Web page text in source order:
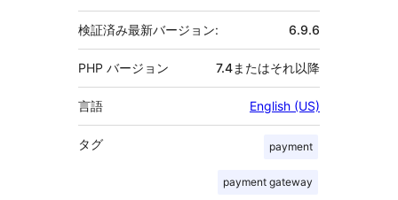
検証済み最新バージョン: 6.9.6
PHP バージョン 7.4またはそれ以降
言語 English (US)
タグ payment
payment gateway